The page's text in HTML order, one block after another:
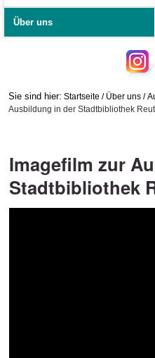
Über uns
Sie sind hier: Startseite / Über uns /
Ausbildung in der Stadtbibliothek
Imagefilm zur
Stadtbibliothek